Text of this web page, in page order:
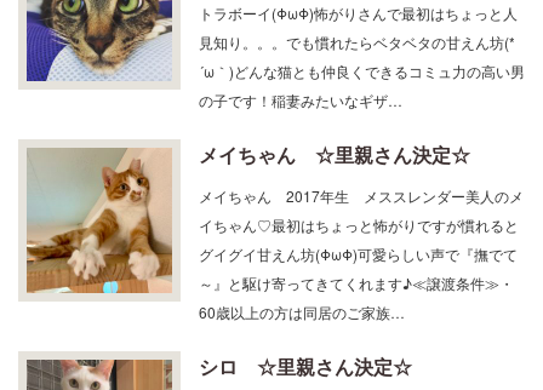
見知り。。。でも慣れたらベタベタの甘えん坊(*
´ω｀)どんな猫とも仲良くできるコミュ力の高い男
の子です！稲妻みたいなギザ…
メイちゃん 2017年生 メススレンダー美人のメ
イちゃん♡最初はちょっと怖がりですが慣れると
グイグイ甘えん坊(ΦωΦ)可愛らしい声で『撫でて
～』と駆け寄ってきてくれます♪≪譲渡条件≫・
60歳以上の方は同居のご家族…
シロ 2013年7月生 オス大きなお目目のイケメ